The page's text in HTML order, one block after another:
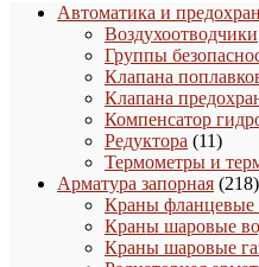
Автоматика и
Воздухоотводчики
Группы
Клапана
Клапана
Компенсатор
Редуктора 1111
Термометры и
Арматура запорная 218
Краны
Краны шаровые
Краны шаровые